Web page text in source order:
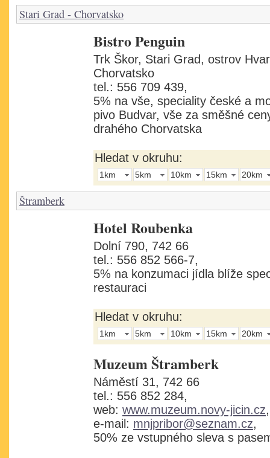
Stari Grad - Chorvatsko
Bistro Penguin
Trk Škor, Stari Grad, ostrov
Chorvatsko
tel.: 556 709 439,
5% na vše, speciality české a
pivo Budvar, vše za směšné
drahého Chorvatska
Hledat v okruhu:
1km 5km 10km 15km 20km
Štramberk
Hotel Roubenka
Dolní 790, 742 66
tel.: 556 852 566-7,
5% na konzumaci jídla blíže
restauraci
Hledat v okruhu:
1km 5km 10km 15km 20km
Muzeum Štramberk
Náměstí 31, 742 66
tel.: 556 852 284,
web: www.muzeum.novy-jicin.cz,
e-mail: mnjpribor@seznam.cz,
50% ze vstupného sleva s